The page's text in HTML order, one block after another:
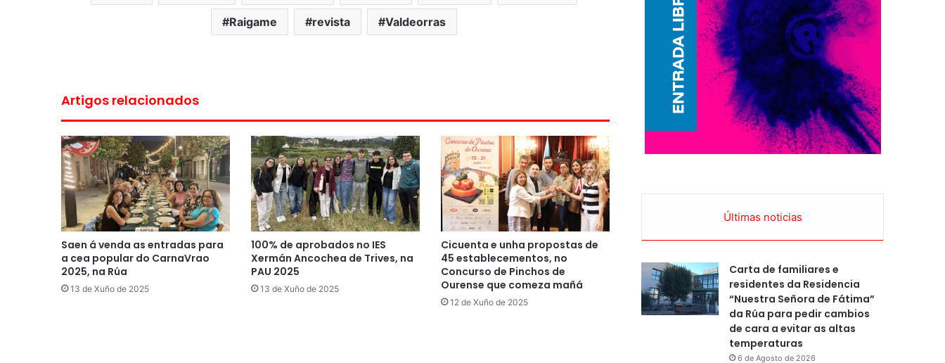
Raigame revista Valdeorras
Artigos relacionados
Saen á venda as entradas para
a cea popular do CarnaVrao
2025, na Rúa
13 de Xuño de 2025
100% de aprobados no IES
Xermán Ancochea de Trives, na
PAU 2025
13 de Xuño de 2025
Cicuenta e unha propostas de
45 establecementos, no
Concurso de Pinchos de
Ourense que comeza mañá
12 de Xuño de 2025
Últimas noticias
Carta de familiares e
residentes da Residencia
“Nuestra Señora de Fátima”
da Rúa para pedir cambios
de cara a evitar as altas
temperaturas
6 de Agosto de 2026